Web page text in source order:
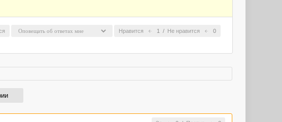
Нравится 1 / Не нравится 0